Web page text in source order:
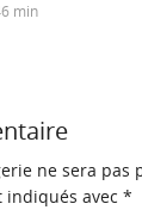
min
ne sera pas
indiqués avec *